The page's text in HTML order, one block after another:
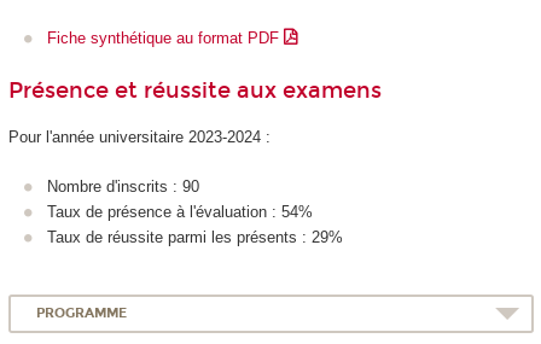
Fiche synthétique au format PDF
Présence et réussite aux examens
Pour l'année universitaire 2023-2024 :
Nombre d'inscrits : 90
Taux de présence à l'évaluation : 54%
Taux de réussite parmi les présents : 29%
PROGRAMME